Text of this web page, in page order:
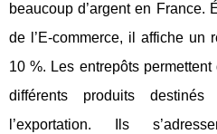
beaucoup d’argent en France.
de l’E-commerce, il affiche un
10 %. Les entrepôts
différents produits
l’exportation. Ils